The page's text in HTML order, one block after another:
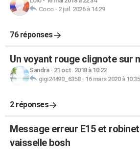
Coco- 2 juil. 2026 à 14:29
76 réponses
Un voyant rouge clignote sur
Sandra- 21 oct. 2018 à 10:22
gigi24490_6358- 16 mars 2020 à 10:35
2 réponses
Message erreur E15 et
vaisselle bosh